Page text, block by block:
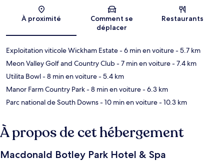
À proximité
Comment se
déplacer
Restaurants
Exploitation viticole Wickham Estate- 6 min en voiture- 5.7 km
Meon Valley Golf and Country Club- 7 min en voiture- 7.4 km
Utilita Bowl- 8 min en voiture- 5.4 km
Manor Farm Country Park- 8 min en voiture- 6.3 km
Parc national de South Downs- 10 min en voiture- 10.3 km
À propos de cet hébergement
Macdonald Botley Park Hotel & Spa